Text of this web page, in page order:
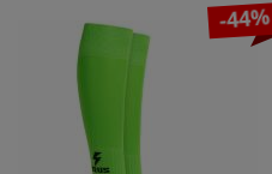
-44%